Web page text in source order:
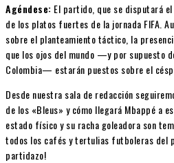
Agéndese: El partido, que se disputará el
de los platos fuertes de la jornada FIFA.
sobre el planteamiento táctico, la
que los ojos del mundo —y por supuesto
Colombia— estarán puestos sobre el
Desde nuestra sala de redacción
de los «Bleus» y cómo llegará Mbappé a
estado físico y su racha goleadora son
todos los cafés y tertulias futboleras del
partidazo!